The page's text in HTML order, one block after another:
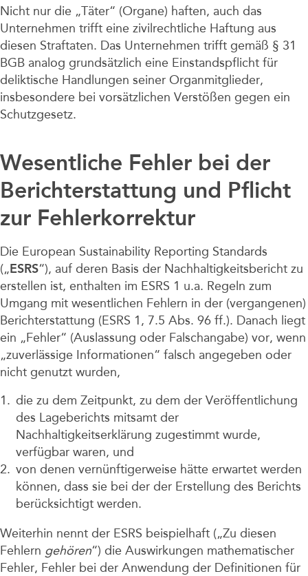
Nicht nur die „Täter“ (Organe) haften, auch das
Unternehmen trifft eine zivilrechtliche Haftung aus
diesen Straftaten. Das Unternehmen trifft gemäß § 31
BGB analog grundsätzlich eine Einstandspflicht für
deliktische Handlungen seiner Organmitglieder,
insbesondere bei vorsätzlichen Verstößen gegen ein
Schutzgesetz.
Wesentliche Fehler bei der
Berichterstattung und Pflicht
zur Fehlerkorrektur
Die European Sustainability Reporting Standards
(„ESRS“), auf deren Basis der Nachhaltigkeitsbericht zu
erstellen ist, enthalten im ESRS 1 u.a. Regeln zum
Umgang mit wesentlichen Fehlern in der (vergangenen)
Berichterstattung (ESRS 1, 7.5 Abs. 96 ff.). Danach liegt
ein „Fehler“ (Auslassung oder Falschangabe) vor, wenn
„zuverlässige Informationen“ falsch angegeben oder
nicht genutzt wurden,
die zu dem Zeitpunkt, zu dem der Veröffentlichung
des Lageberichts mitsamt der
Nachhaltigkeitserklärung zugestimmt wurde,
verfügbar waren, und
von denen vernünftigerweise hätte erwartet werden
können, dass sie bei der der Erstellung des Berichts
berücksichtigt werden.
Weiterhin nennt der ESRS beispielhaft („Zu diesen
Fehlern gehören“) die Auswirkungen mathematischer
Fehler, Fehler bei der Anwendung der Definitionen für